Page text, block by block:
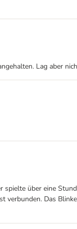
Lag aber
spielte über eine
verbunden. Das